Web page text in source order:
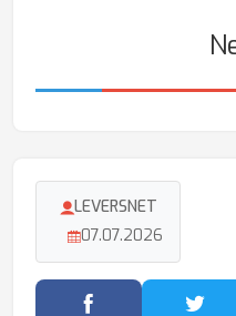
LEVERSNET
07.07.2026